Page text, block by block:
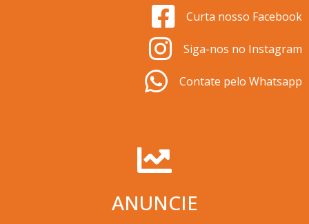
Curta nosso Facebook
Siga-nos no Instagram
Contate pelo Whatsapp
ANUNCIE